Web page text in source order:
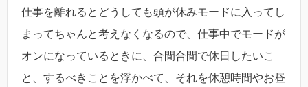
仕事を離れるとどうしても頭が休みモードに入ってし
まってちゃんと考えなくなるので、仕事中でモードが
オンになっているときに、合間合間で休日したいこ
と、するべきことを浮かべて、それを休憩時間やお昼